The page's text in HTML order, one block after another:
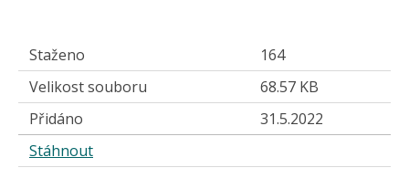
Staženo
164
Velikost souboru
68.57 KB
Přidáno
31.5.2022
Stáhnout